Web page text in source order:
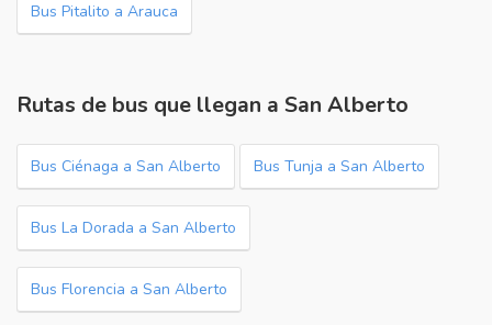
Bus Pitalito a Arauca
Rutas de bus que llegan a San Alberto
Bus Ciénaga a San Alberto Bus Tunja a San Alberto
Bus La Dorada a San Alberto
Bus Florencia a San Alberto